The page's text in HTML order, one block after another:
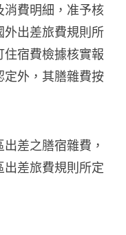
消費明細，准予核
外出差旅費規則所
宿費檢據核實報
定外，其膳雜費按
差之膳宿雜費，
差旅費規則所定